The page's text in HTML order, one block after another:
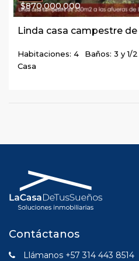
$870,000,000
Habitaciones: 4 Baños: 3 y 1/2
Casa
Contáctanos
Llámanos +57 314 443 8514